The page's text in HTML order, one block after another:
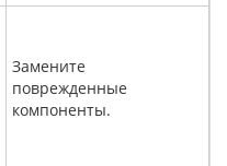
Замените
поврежденные
компоненты.